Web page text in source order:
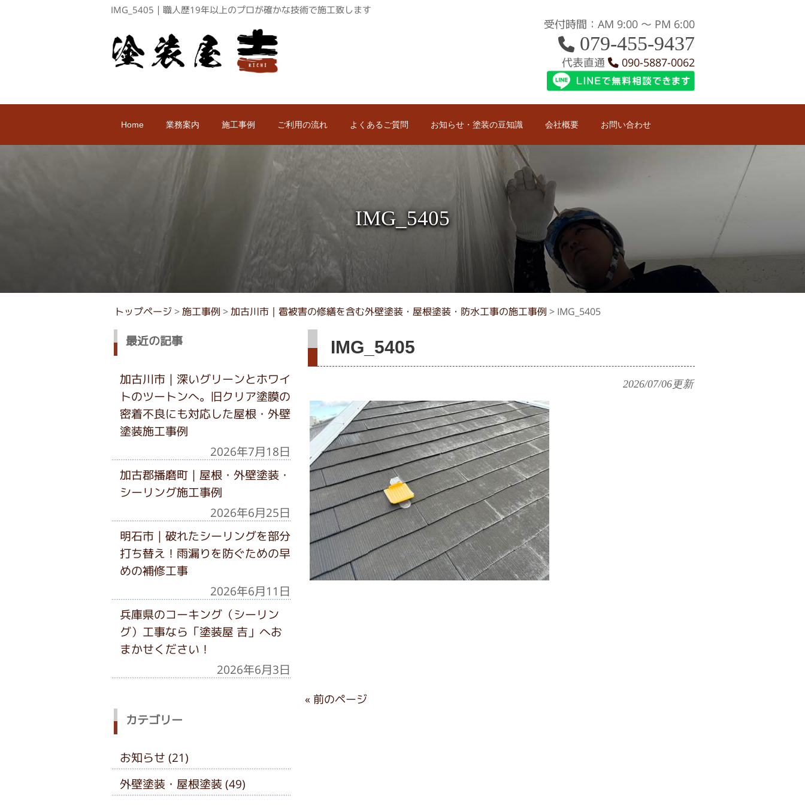
IMG_5405｜職人歴19年以上のプロが確かな技術で施工致します
受付時間：AM 9:00 〜 PM 6:00
079-455-9437
代表直通 090-5887-0062
Home 業務案内 施工事例 ご利用の流れ よくあるご質問 お知らせ・塗装の豆知識 会社概要 お問い合わせ
IMG_5405
トップページ> 施工事例 > 加古川市｜雹被害の修繕を含む外壁塗装・屋根塗装・防水工事の施工事例 > IMG_5405
IMG_5405
2026/07/06更新
« 前のページ
最近の記事
加古川市｜深いグリーンとホワイ
トのツートンへ。旧クリア塗膜の
密着不良にも対応した屋根・外壁
塗装施工事例
2026年7月18日
加古郡播磨町｜屋根・外壁塗装・
シーリング施工事例
2026年6月25日
明石市｜破れたシーリングを部分
打ち替え！雨漏りを防ぐための早
めの補修工事
2026年6月11日
兵庫県のコーキング（シーリン
グ）工事なら「塗装屋 吉」へお
まかせください！
2026年6月3日
カテゴリー
お知らせ (21)
外壁塗装・屋根塗装 (49)